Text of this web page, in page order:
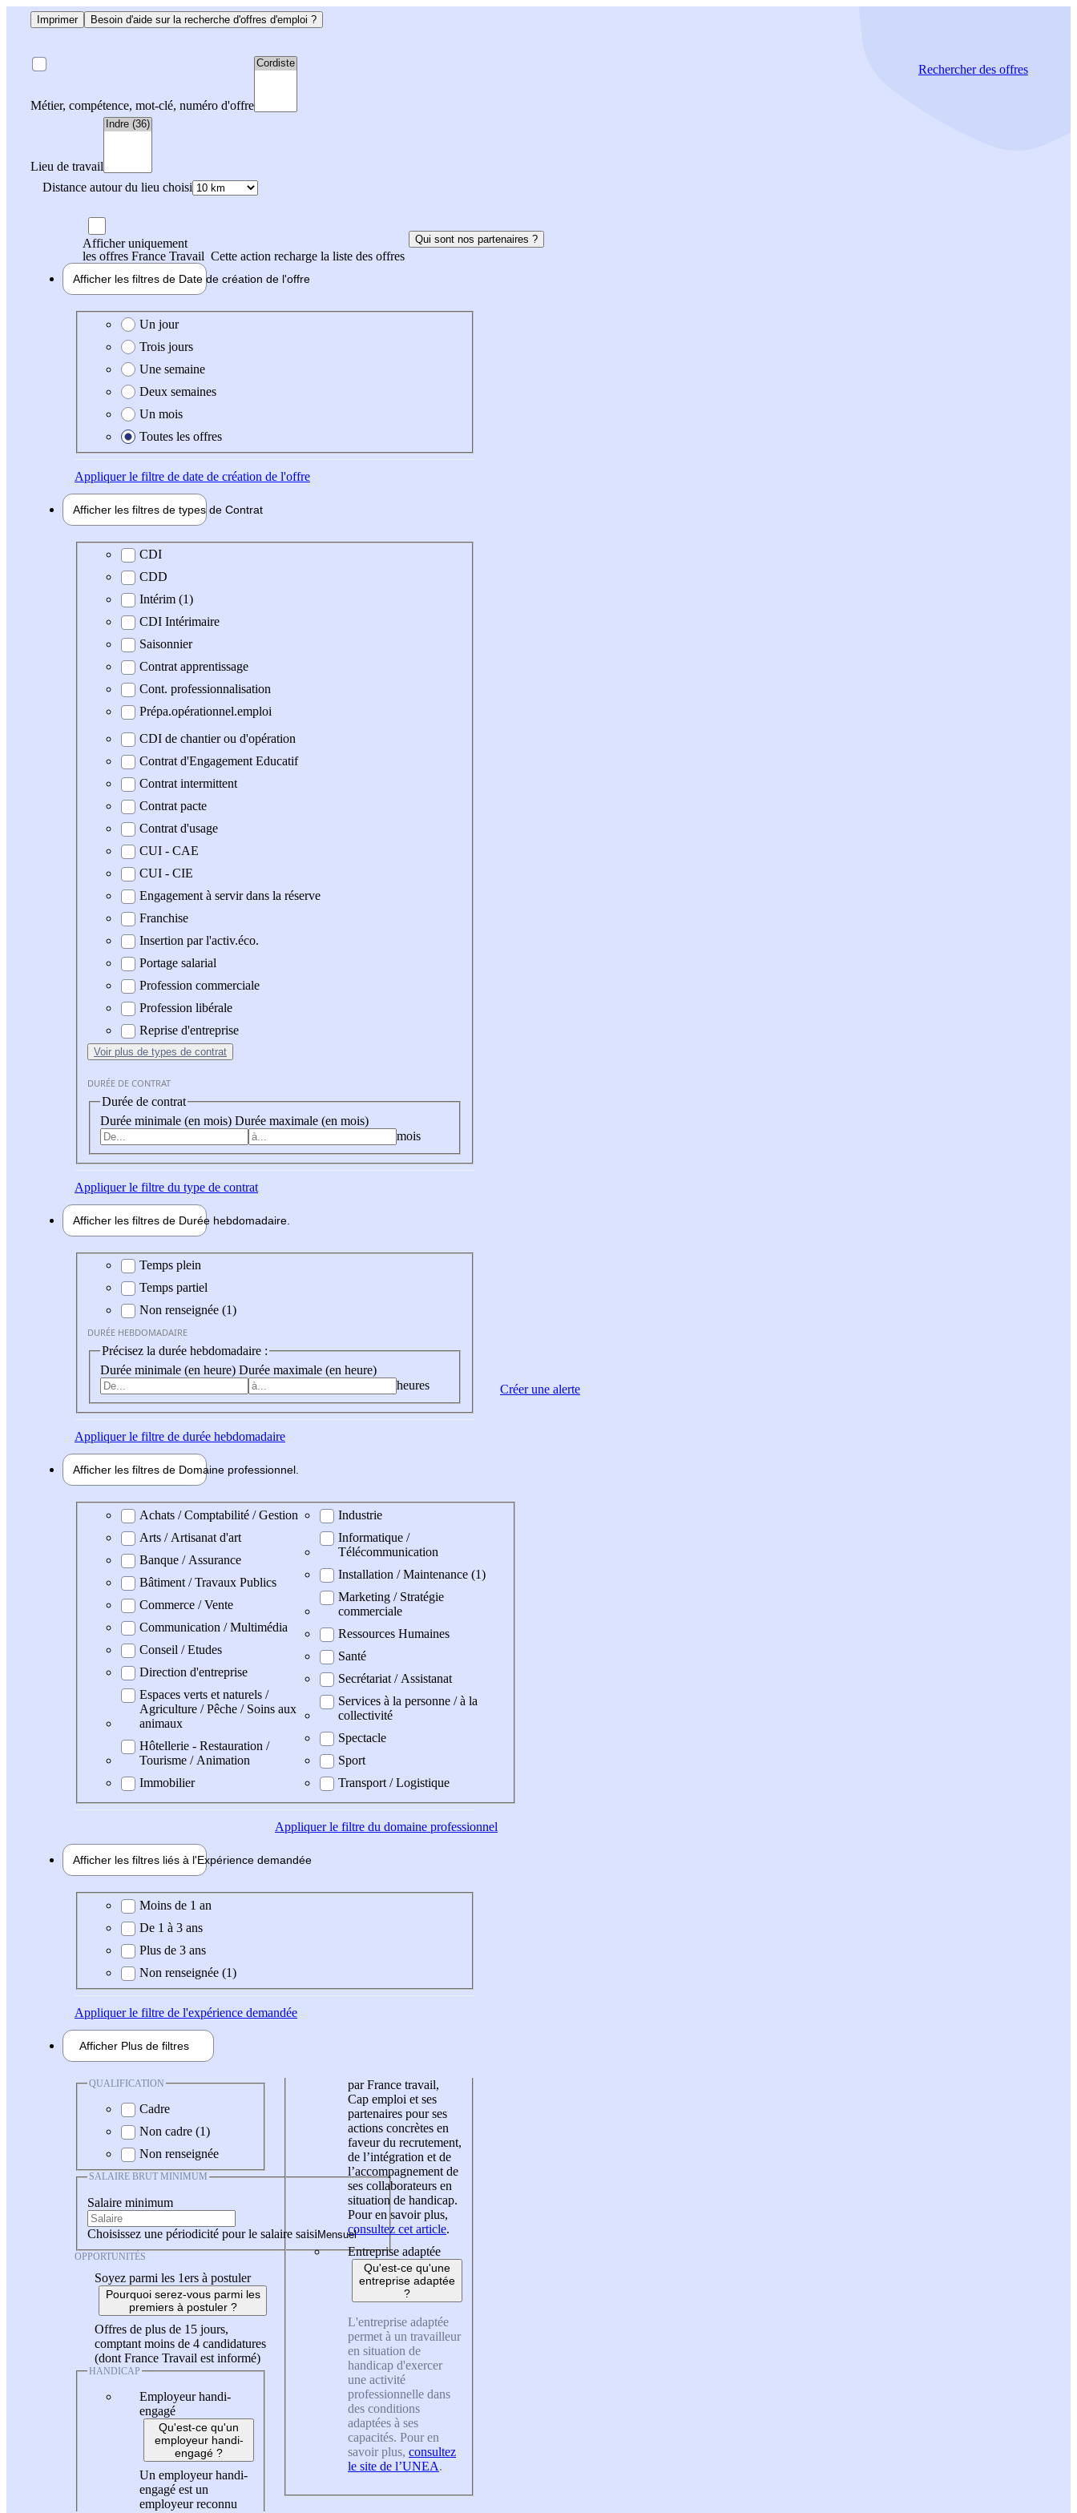
Imprimer Besoin d'aide sur la recherche d'offres d'emploi ?
Métier, compétence, mot-clé, numéro d'offre
Lieu de travail
Distance autour du lieu choisi
Rechercherdes offres
Afficher uniquement
les offres France Travail Cette action recharge la liste des offres
Qui sont nos partenaires ?
Afficher les filtres de Date de création de l'offre
Date de création de l'offre
Un jour
Trois jours
Une semaine
Deux semaines
Un mois
Toutes les offres
Appliquerle filtre de date de création de l'offre
Afficher les filtres de types de Contrat
Type de contrat
CDI
CDD
Intérim (1)
CDI Intérimaire
Saisonnier
Contrat apprentissage
Cont. professionnalisation
Prépa.opérationnel.emploi
CDI de chantier ou d'opération
Contrat d'Engagement Educatif
Contrat intermittent
Contrat pacte
Contrat d'usage
CUI - CAE
CUI - CIE
Engagement à servir dans la réserve
Franchise
Insertion par l'activ.éco.
Portage salarial
Profession commerciale
Profession libérale
Reprise d'entreprise
Voir plus de types de contrat
DURÉE DE CONTRAT
Durée de contrat
Durée minimale (en mois) Durée maximale (en mois)
mois
Appliquerle filtre du type de contrat
Afficher les filtres de Durée hebdomadaire
Durée hebdomadaire
Temps plein
Temps partiel
Non renseignée (1)
DURÉE HEBDOMADAIRE
Précisez la durée hebdomadaire :
Durée minimale (en heure) Durée maximale (en heure)
heures
Appliquerle filtre de durée hebdomadaire
Afficher les filtres de Domaine professionnel
Domaine professionel
Achats / Comptabilité / Gestion
Arts / Artisanat d'art
Banque / Assurance
Bâtiment / Travaux Publics
Commerce / Vente
Communication / Multimédia
Conseil / Etudes
Direction d'entreprise
Espaces verts et naturels /
Agriculture / Pêche / Soins aux
animaux
Hôtellerie - Restauration /
Tourisme / Animation
Immobilier
Industrie
Informatique /
Télécommunication
Installation / Maintenance (1)
Marketing / Stratégie
commerciale
Ressources Humaines
Santé
Secrétariat / Assistanat
Services à la personne / à la
collectivité
Spectacle
Sport
Transport / Logistique
Appliquerle filtre du domaine professionnel
Afficher les filtres liés à l'Expérience demandée
Expérience demandée
Moins de 1 an
De 1 à 3 ans
Plus de 3 ans
Non renseignée (1)
Appliquerle filtre de l'expérience demandée
Afficher Plus de filtres
QUALIFICATION
Cadre
Non cadre (1)
Non renseignée
SALAIRE BRUT MINIMUM
Salaire minimum
Choisissez une périodicité pour le salaire saisi
OPPORTUNITÉS
Soyez parmi les 1ers à postuler
Pourquoi serez-vous parmi les
premiers à postuler ?
Offres de plus de 15 jours,
comptant moins de 4 candidatures
(dont France Travail est informé)
HANDICAP
Employeur handi-
engagé
Qu'est-ce qu'un
employeur handi-
engagé ?
Un employeur handi-
engagé est un
employeur reconnu
par France travail,
Cap emploi et ses
partenaires pour ses
actions concrètes en
faveur du recrutement,
de l’intégration et de
l’accompagnement de
ses collaborateurs en
situation de handicap.
Pour en savoir plus,
consultez cet article.
Entreprise adaptée
Qu'est-ce qu'une
entreprise adaptée
?
L'entreprise adaptée
permet à un travailleur
en situation de
handicap d'exercer
une activité
professionnelle dans
des conditions
adaptées à ses
capacités. Pour en
savoir plus, consultez
le site de l’UNEA.
Créer une alerte